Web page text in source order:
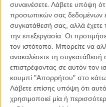
συναινέσετε. Λάβετε υπόψη
προσωπικών σας δεδομένων
συγκατάθεσή σας, αλλά έχετε
την επεξεργασία. Οι
τον ιστότοπο. Μπορείτε να
ανακαλέσετε τη
επιστρέφοντας σε αυτόν τον
κουμπί "Απορρήτου" στο κάτω
Λάβετε επίσης υπόψη ότι
χρησιμοποιεί μία ή
σχέση, δηλαδή, με τις
«Πλανήτη των Πιθήκων» από
2002 είχε προσελκύσει 86.000
περίχωρα.
Μέσα στον λήθαργο, ωστόσο,
κυριακάτικη προβολή του
Βούλγαρη, που κάνει κανονική
μαζεύοντας 293 θεατές στο